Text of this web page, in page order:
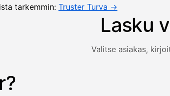
tarkemmin: Truster Turva →
Lasku
Valitse asiakas,
sovelluksessa — asiakas ja rivi
heinäkuu